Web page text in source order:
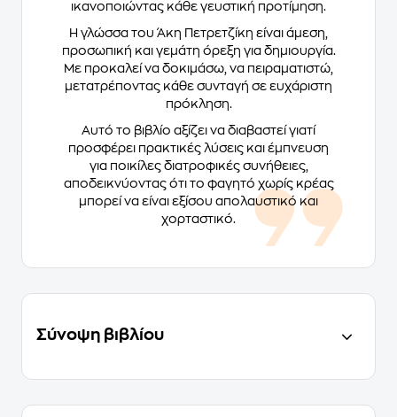
ικανοποιώντας κάθε γευστική προτίμηση.
Η γλώσσα του Άκη Πετρετζίκη είναι άμεση,
προσωπική και γεμάτη όρεξη για δημιουργία.
Με προκαλεί να δοκιμάσω, να πειραματιστώ,
μετατρέποντας κάθε συνταγή σε ευχάριστη
πρόκληση.
Αυτό το βιβλίο αξίζει να διαβαστεί γιατί
προσφέρει πρακτικές λύσεις και έμπνευση
για ποικίλες διατροφικές συνήθειες,
αποδεικνύοντας ότι το φαγητό χωρίς κρέας
μπορεί να είναι εξίσου απολαυστικό και
χορταστικό.
Σύνοψη βιβλίου